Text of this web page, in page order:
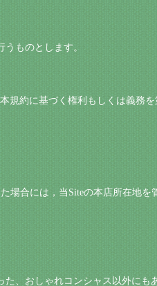
ものとします。
規約に基づく権利もしくは義務
場合には，当Siteの本店所在地
、おしゃれコンシャス以外にも